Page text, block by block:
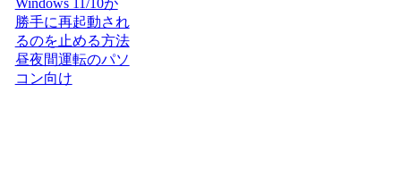
Windows 11/10が
勝手に再起動され
るのを止める方法
昼夜間運転のパソ
コン向け